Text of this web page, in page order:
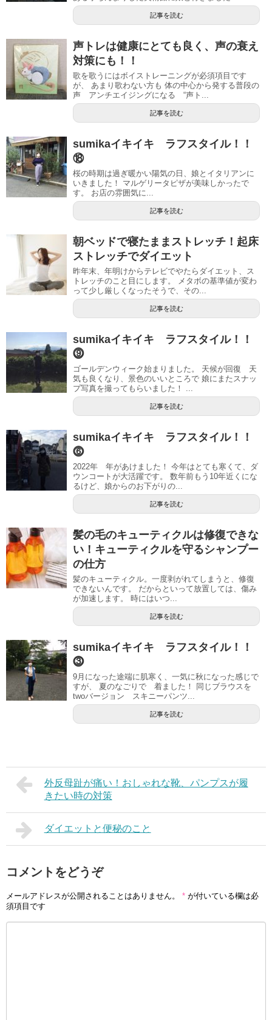
記事を読む
声トレは健康にとても良く、声の衰え
対策にも！！
歌を歌うにはボイストレーニングが必須項目です
が、 あまり歌わない方も 体の中心から発する普段の
声 アンチエイジングになる “声ト...
記事を読む
sumikaイキイキ ラフスタイル！！
⑱
桜の時期は過ぎ暖かい陽気の日、娘とイタリアンに
いきました！ マルゲリータピザが美味しかったで
す。 お店の雰囲気に...
記事を読む
朝ベッドで寝たままストレッチ！起床
ストレッチでダイエット
昨年末、年明けからテレビでやたらダイエット、ス
トレッチのこと目にします。 メタボの基準値が変わ
って少し厳しくなったそうで、その...
記事を読む
sumikaイキイキ ラフスタイル！！
⓽
ゴールデンウィーク始まりました。 天候が回復 天
気も良くなり、景色のいいところで 娘にまたスナッ
プ写真を撮ってもらいました！ ...
記事を読む
sumikaイキイキ ラフスタイル！！
⓺
2022年 年があけました！ 今年はとても寒くて、ダ
ウンコートが大活躍です。 数年前もう10年近くにな
るけど、娘からのお下がりの...
記事を読む
髪の毛のキューティクルは修復できな
い！キューティクルを守るシャンプー
の仕方
髪のキューティクル。一度剥がれてしまうと、修復
できないんです。 だからといって放置しては、傷み
が加速します。 時にはいつ...
記事を読む
sumikaイキイキ ラフスタイル！！
⓷
9月になった途端に肌寒く、一気に秋になった感じで
すが、 夏のなごりで 着ました！ 同じブラウスを
twoバージョン スキニーパンツ...
記事を読む
外反母趾が痛い！おしゃれな靴、パンプスが履
きたい時の対策
ダイエットと便秘のこと
コメントをどうぞ
メールアドレスが公開されることはありません。 * が付いている欄は必
須項目です